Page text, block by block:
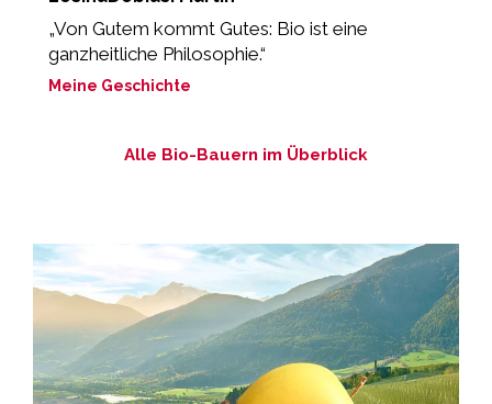
„Von Gutem kommt Gutes: Bio ist eine
ganzheitliche Philosophie.“
Meine Geschichte
Alle Bio-Bauern im Überblick